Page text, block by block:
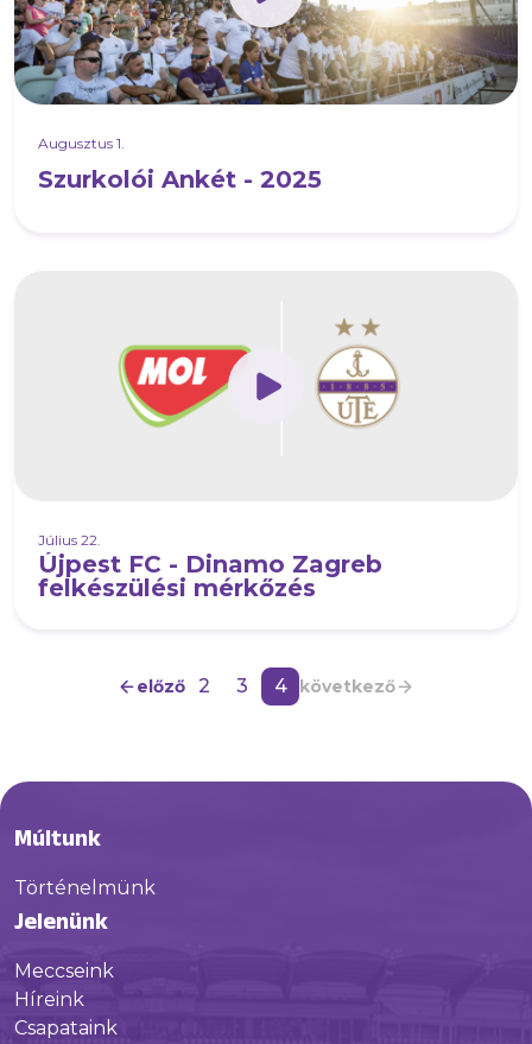
Augusztus 1.
Szurkolói Ankét - 2025
Július 22.
Újpest FC - Dinamo Zagreb
felkészülési mérkőzés
előző 2 3 4 következő
Múltunk
Történelmünk
Jelenünk
Meccseink
Híreink
Csapataink